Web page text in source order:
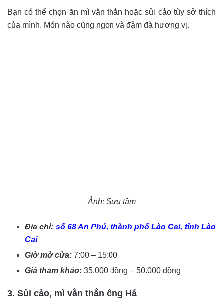
Bạn có thể chọn ăn mì vằn thắn hoặc sủi cảo tùy sở thích
của mình. Món nào cũng ngon và đậm đà hương vị.
Ảnh: Sưu tầm
Địa chỉ: số 68 An Phú, thành phố Lào Cai, tỉnh Lào
Cai
Giờ mở cửa: 7:00 – 15:00
Giá tham khảo: 35.000 đồng – 50.000 đồng
3. Sủi cảo, mì vằn thắn ông Há